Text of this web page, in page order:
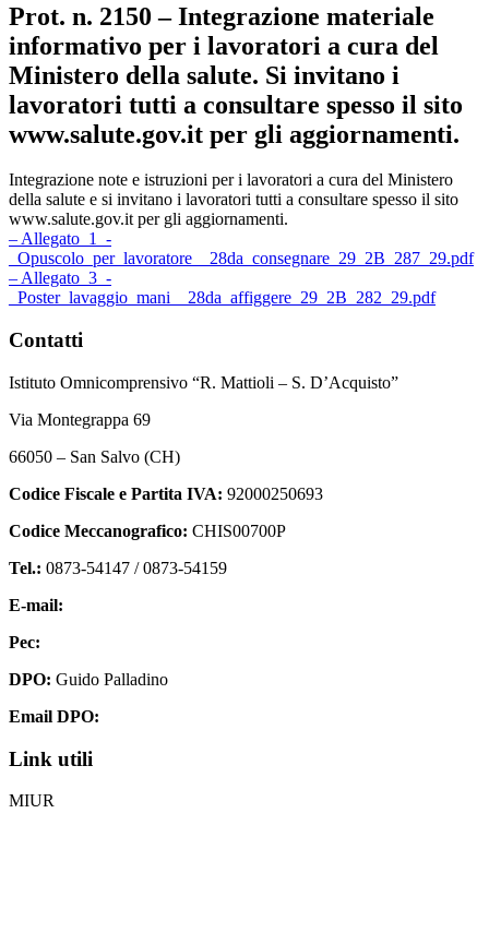
Prot. n. 2150 – Integrazione materiale
informativo per i lavoratori a cura del
Ministero della salute. Si invitano i
lavoratori tutti a consultare spesso il sito
www.salute.gov.it per gli aggiornamenti.
Integrazione note e istruzioni per i lavoratori a cura del Ministero
della salute e si invitano i lavoratori tutti a consultare spesso il sito
www.salute.gov.it per gli aggiornamenti.
– Allegato_1_-
_Opuscolo_per_lavoratore__28da_consegnare_29_2B_287_29.pdf
– Allegato_3_-
_Poster_lavaggio_mani__28da_affiggere_29_2B_282_29.pdf
Contatti
Istituto Omnicomprensivo “R. Mattioli – S. D’Acquisto”
Via Montegrappa 69
66050 – San Salvo (CH)
Codice Fiscale e Partita IVA: 92000250693
Codice Meccanografico: CHIS00700P
Tel.: 0873-54147 /0873-54159
E-mail:
Pec:
DPO: Guido Palladino
Email DPO:
Link utili
MIUR